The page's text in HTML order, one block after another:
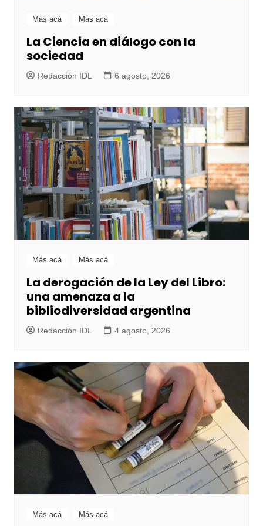
Más acá Más acá
La Ciencia en diálogo con la
sociedad
Redacción IDL 6 agosto, 2026
Más acá Más acá
La derogación de la Ley del Libro:
una amenaza a la
bibliodiversidad argentina
Redacción IDL 4 agosto, 2026
Más acá Más acá